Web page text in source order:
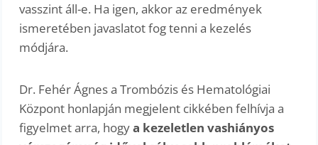
vasszint áll-e. Ha igen, akkor az eredmények
ismeretében javaslatot fog tenni a kezelés
módjára.
Dr. Fehér Ágnes a Trombózis és Hematológiai
Központ honlapján megjelent cikkében felhívja a
figyelmet arra, hogya kezeletlen vashiányos